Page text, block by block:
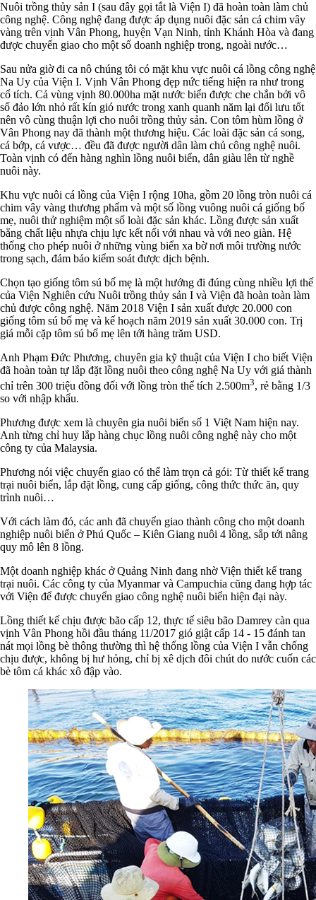
Nuôi trồng thủy sản I (sau đây gọi tắt là Viện I) đã hoàn toàn làm chủ
công nghệ. Công nghệ đang được áp dụng nuôi đặc sản cá chim vây
vàng trên vịnh Vân Phong, huyện Vạn Ninh, tỉnh Khánh Hòa và đang
được chuyển giao cho một số doanh nghiệp trong, ngoài nước…
Sau nửa giờ đi ca nô chúng tôi có mặt khu vực nuôi cá lồng công nghệ
Na Uy của Viện I. Vịnh Vân Phong đẹp nức tiếng hiện ra như trong
cổ tích. Cả vùng vịnh 80.000ha mặt nước biển được che chắn bởi vô
số đảo lớn nhỏ rất kín gió nước trong xanh quanh năm lại đối lưu tốt
nên vô cùng thuận lợi cho nuôi trồng thủy sản. Con tôm hùm lồng ở
Vân Phong nay đã thành một thương hiệu. Các loài đặc sản cá song,
cá bớp, cá vược… đều đã được người dân làm chủ công nghệ nuôi.
Toàn vịnh có đến hàng nghìn lồng nuôi biển, dân giàu lên từ nghề
nuôi này.
Khu vực nuôi cá lồng của Viện I rộng 10ha, gồm 20 lồng tròn nuôi cá
chim vây vàng thương phẩm và một số lồng vuông nuôi cá giống bố
mẹ, nuôi thử nghiệm một số loài đặc sản khác. Lồng được sản xuất
bằng chất liệu nhựa chịu lực kết nối với nhau và với neo giàn. Hệ
thống cho phép nuôi ở những vùng biển xa bờ nơi môi trường nước
trong sạch, đảm bảo kiểm soát được dịch bệnh.
Chọn tạo giống tôm sú bố mẹ là một hướng đi đúng cùng nhiều lợi thế
của Viện Nghiên cứu Nuôi trồng thủy sản I và Viện đã hoàn toàn làm
chủ được công nghệ. Năm 2018 Viện I sản xuất được 20.000 con
giống tôm sú bố mẹ và kế hoạch năm 2019 sản xuất 30.000 con. Trị
giá mỗi cặp tôm sú bố mẹ lên tới hàng trăm USD.
Anh Phạm Đức Phương, chuyên gia kỹ thuật của Viện I cho biết Viện
đã hoàn toàn tự lắp đặt lồng nuôi theo công nghệ Na Uy với giá thành
chỉ trên 300 triệu đồng đối với lồng tròn thể tích 2.500m3, rẻ bằng 1/3
so với nhập khẩu.
Phương được xem là chuyên gia nuôi biển số 1 Việt Nam hiện nay.
Anh từng chỉ huy lắp hàng chục lồng nuôi công nghệ này cho một
công ty của Malaysia.
Phương nói việc chuyển giao có thể làm trọn cả gói: Từ thiết kế trang
trại nuôi biển, lắp đặt lồng, cung cấp giống, công thức thức ăn, quy
trình nuôi…
Với cách làm đó, các anh đã chuyển giao thành công cho một doanh
nghiệp nuôi biển ở Phú Quốc – Kiên Giang nuôi 4 lồng, sắp tới nâng
quy mô lên 8 lồng.
Một doanh nghiệp khác ở Quảng Ninh đang nhờ Viện thiết kế trang
trại nuôi. Các công ty của Myanmar và Campuchia cũng đang hợp tác
với Viện để được chuyển giao công nghệ nuôi biển hiện đại này.
Lồng thiết kế chịu được bão cấp 12, thực tế siêu bão Damrey càn qua
vịnh Vân Phong hồi đầu tháng 11/2017 gió giật cấp 14 - 15 đánh tan
nát mọi lồng bè thông thường thì hệ thống lồng của Viện I vẫn chống
chịu được, không bị hư hỏng, chỉ bị xê dịch đôi chút do nước cuốn các
bè tôm cá khác xô đập vào.